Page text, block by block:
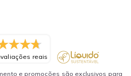
reais
e promoções são exclusivos para